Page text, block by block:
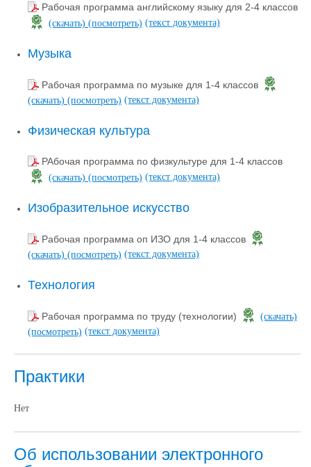
Рабочая программа английскому языку для 2-4 классов
(скачать) (посмотреть) (текст документа)
Музыка
Рабочая программа по музыке для 1-4 классов
(скачать) (посмотреть) (текст документа)
Физическая культура
РАбочая программа по физкультуре для 1-4 классов
(скачать) (посмотреть) (текст документа)
Изобразительное искусство
Рабочая программа оп ИЗО для 1-4 классов
(скачать) (посмотреть) (текст документа)
Технология
Рабочая программа по труду (технологии)
(скачать)
(посмотреть) (текст документа)
Практики
Нет
Об использовании электронного